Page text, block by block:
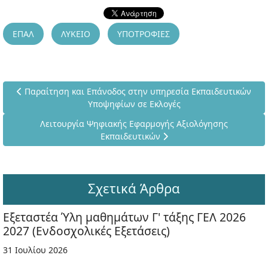
ΕΠΑΛ ΛΥΚΕΙΟ ΥΠΟΤΡΟΦΙΕΣ
Προηγούμενο άρθρο: Παραίτηση και Επάνοδος στην
Παραίτηση και Επάνοδος στην υπηρεσία Εκπαιδευτικών
Υποψηφίων σε Εκλογές
Επόμενο άρθρο: Λειτουργία Ψηφιακής Εφαρμογής
Λειτουργία Ψηφιακής Εφαρμογής Αξιολόγησης
Εκπαιδευτικών
Σχετικά Άρθρα
Εξεταστέα Ύλη μαθημάτων Γ' τάξης ΓΕΛ 2026
2027 (Ενδοσχολικές Εξετάσεις)
31 Ιουλίου 2026